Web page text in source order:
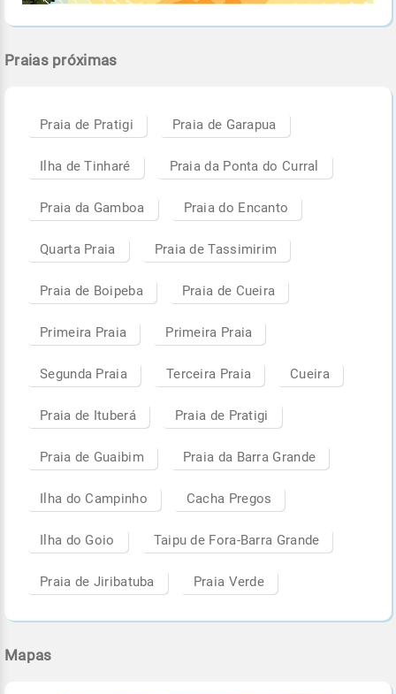
Praias próximas
Praia de Pratigi Praia de Garapua
Ilha de Tinharé Praia da Ponta do Curral
Praia da Gamboa Praia do Encanto
Quarta Praia Praia de Tassimirim
Praia de Boipeba Praia de Cueira
Primeira Praia Primeira Praia
Segunda Praia Terceira Praia Cueira
Praia de Ituberá Praia de Pratigi
Praia de Guaibim Praia da Barra Grande
Ilha do Campinho Cacha Pregos
Ilha do Goio Taipu de Fora-Barra Grande
Praia de Jiribatuba Praia Verde
Mapas